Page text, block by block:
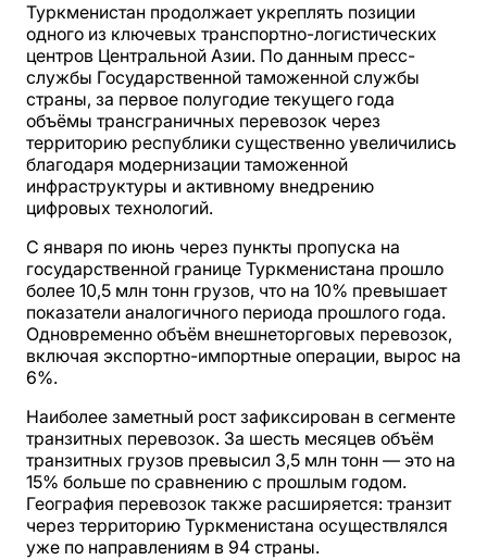
Туркменистан продолжает укреплять позиции
одного из ключевых транспортно-логистических
центров Центральной Азии. По данным пресс-
службы Государственной таможенной службы
страны, за первое полугодие текущего года
объёмы трансграничных перевозок через
территорию республики существенно увеличились
благодаря модернизации таможенной
инфраструктуры и активному внедрению
цифровых технологий.
С января по июнь через пункты пропуска на
государственной границе Туркменистана прошло
более 10,5 млн тонн грузов, что на 10% превышает
показатели аналогичного периода прошлого года.
Одновременно объём внешнеторговых перевозок,
включая экспортно-импортные операции, вырос на
6%.
Наиболее заметный рост зафиксирован в сегменте
транзитных перевозок. За шесть месяцев объём
транзитных грузов превысил 3,5 млн тонн — это на
15% больше по сравнению с прошлым годом.
География перевозок также расширяется: транзит
через территорию Туркменистана осуществлялся
уже по направлениям в 94 страны.